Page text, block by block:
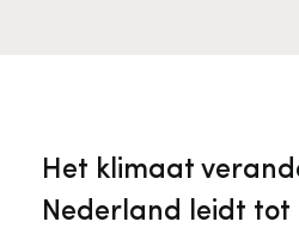
Collectiebeheer
Ons team
Vacatures
Het klimaat
Nederland leidt tot